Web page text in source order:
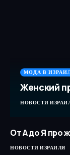
МОДА В
Женский
НОВОСТИ
От А до Я про
НОВОСТИ ИЗРАИЛЯ